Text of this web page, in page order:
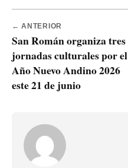
← ANTERIOR
San Román organiza tres
jornadas culturales por el
Año Nuevo Andino 2026
este 21 de junio